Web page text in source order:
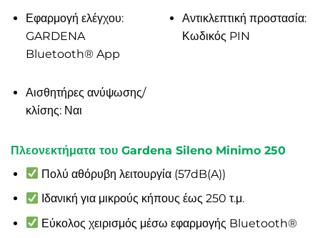
Εφαρμογή ελέγχου:
GARDENA
Bluetooth® App
Αντικλεπτική προστασία:
Κωδικός PIN
Αισθητήρες ανύψωσης/
κλίσης: Ναι
Πλεονεκτήματα του Gardena Sileno Minimo 250
Πολύ αθόρυβη λειτουργία (57dB(A))
Ιδανική για μικρούς κήπους έως 250 τ.μ.
Εύκολος χειρισμός μέσω εφαρμογής Bluetooth®